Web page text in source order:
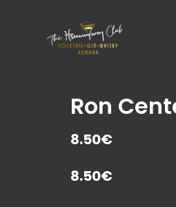
Ron
8.50€
8.50€